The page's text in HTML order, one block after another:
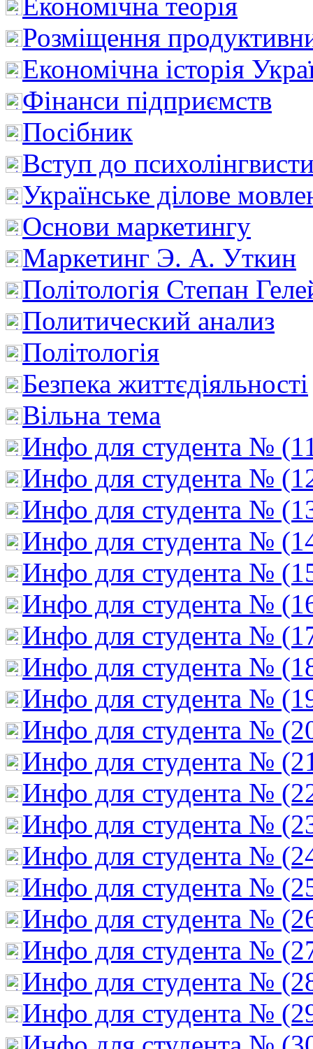
Розміщення
Економічна історія
Фінанси підприємств
Посібник
Вступ до
Українське ділове
Основи маркетингу
Маркетинг Э. А. Уткин
Політологія Степан
Политический анализ
Політологія
Безпека життєдіяльності
Вільна тема
Инфо для студента №
Инфо для студента №
Инфо для студента №
Инфо для студента №
Инфо для студента №
Инфо для студента №
Инфо для студента №
Инфо для студента №
Инфо для студента №
Инфо для студента №
Инфо для студента №
Инфо для студента №
Инфо для студента №
Инфо для студента №
Инфо для студента №
Инфо для студента №
Инфо для студента №
Инфо для студента №
Инфо для студента №